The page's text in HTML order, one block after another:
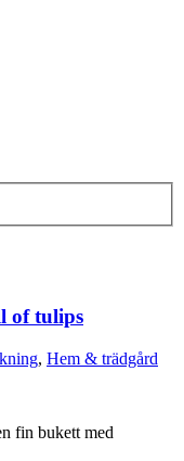
of tulips
, Hem & trädgård
fin bukett med